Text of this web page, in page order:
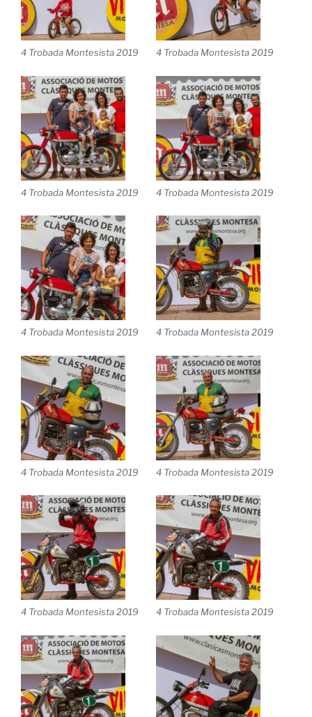
4 Trobada Montesista 2019 4 Trobada Montesista 2019
4 Trobada Montesista 2019 4 Trobada Montesista 2019
4 Trobada Montesista 2019 4 Trobada Montesista 2019
4 Trobada Montesista 2019 4 Trobada Montesista 2019
4 Trobada Montesista 2019 4 Trobada Montesista 2019